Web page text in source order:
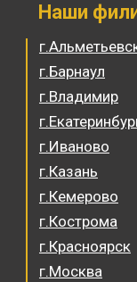
г.Барнаул
г.Владимир
г.Иваново
г.Казань
г.Кемерово
г.Кострома
г.Красноярск
г.Москва
Наши